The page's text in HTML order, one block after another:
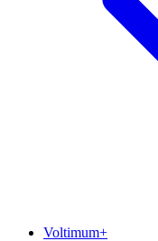
Voltimum+